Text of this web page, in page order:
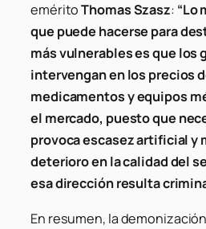
eméritoThomas Szasz: “Lo
que puede hacerse para
más vulnerables es que los
intervengan en los precios
medicamentos y equipos
el mercado, puesto que
provoca escasez artificial y
deterioro en la calidad del
esa dirección resulta
En resumen, la